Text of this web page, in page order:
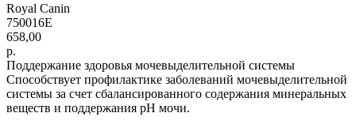
Royal Canin
750016E
658,00
р.
Поддержание здоровья мочевыделительной системы
Способствует профилактике заболеваний мочевыделительной
системы за счет сбалансированного содержания минеральных
веществ и поддержания рН мочи.